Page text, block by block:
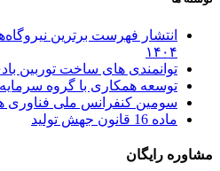
انتشار فهرست برترین
۱۴۰۴
توانمندی های ساخت توربین
توسعه همکاری با گروه سرمایه
سومین کنفرانس ملی فناوری
ماده 16 قانون جهش تولید
مشاوره رایگان